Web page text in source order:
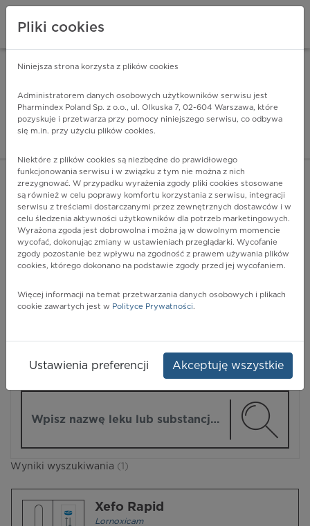
Pharmindex - lider
ZALOGUJ SIĘ
POKAŻ FILTRY
Pharmindex
Wyniki wyszukiwania (1)
Xefo Rapid
Lornoxicam
Pliki cookies
Niniejsza strona korzysta z plików cookies
Administratorem danych osobowych użytkowników serwisu jest
Pharmindex Poland Sp. z o.o., ul. Olkuska 7, 02-604 Warszawa, które
pozyskuje i przetwarza przy pomocy niniejszego serwisu, co odbywa
się m.in. przy użyciu plików cookies.
Niektóre z plików cookies są niezbędne do prawidłowego
funkcjonowania serwisu i w związku z tym nie można z nich
zrezygnować. W przypadku wyrażenia zgody pliki cookies stosowane
są również w celu poprawy komfortu korzystania z serwisu, integracji
serwisu z treściami dostarczanymi przez zewnętrznych dostawców i w
celu śledzenia aktywności użytkowników dla potrzeb marketingowych.
Wyrażona zgoda jest dobrowolna i można ją w dowolnym momencie
wycofać, dokonując zmiany w ustawieniach przeglądarki. Wycofanie
zgody pozostanie bez wpływu na zgodność z prawem używania plików
cookies, którego dokonano na podstawie zgody przed jej wycofaniem.
Więcej informacji na temat przetwarzania danych osobowych i plikach
cookie zawartych jest w Polityce Prywatności.
Ustawienia preferencji Akceptuję wszystkie
ZA DARMO - w Google Play INSTALUJ